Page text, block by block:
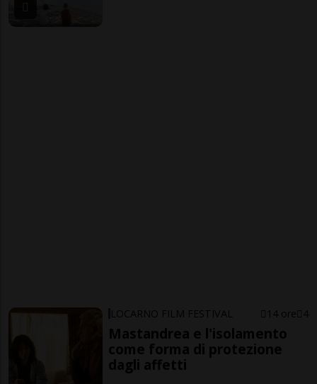
LOCARNO FILM FESTIVAL 14 ore 4
Mastandrea e l'isolamento
come forma di protezione
dagli affetti